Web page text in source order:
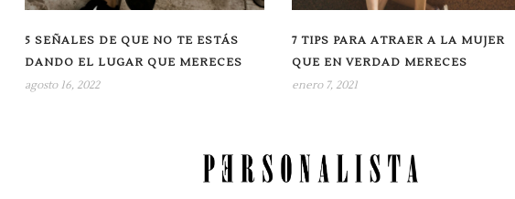
5 SEÑALES DE QUE NO TE ESTÁS
DANDO EL LUGAR QUE MERECES
agosto 16, 2022
7 TIPS PARA ATRAER A LA MUJER
QUE EN VERDAD MERECES
enero 7, 2021